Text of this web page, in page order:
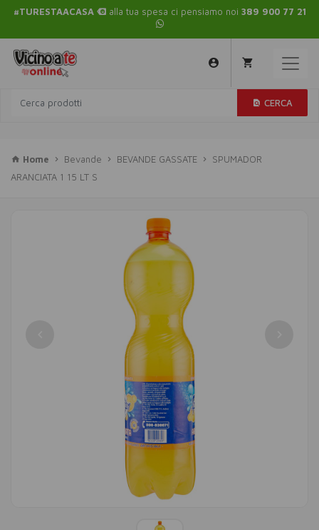
#TURESTAACASA alla tua spesa ci pensiamo noi 389 900 77 21
CERCA
Home Bevande BEVANDE GASSATE
SPUMADOR
ARANCIATA 1 15 LT S